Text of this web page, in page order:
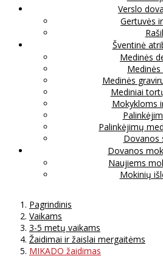
Verslo
Gertuvės
Šventinė
Medinės
Medinės
Mediniai
Mokykloms
Palinkėjimų
Dovanos
Dovanos
Naujiems
Mokinių
Pagrindinis
Vaikams
3-5 metų vaikams
Žaidimai ir žaislai mergaitėms
MIKADO žaidimas